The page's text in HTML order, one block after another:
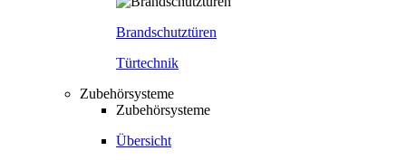
Brandschutztüren
Türtechnik
Zubehörsysteme
Zubehörsysteme
Übersicht